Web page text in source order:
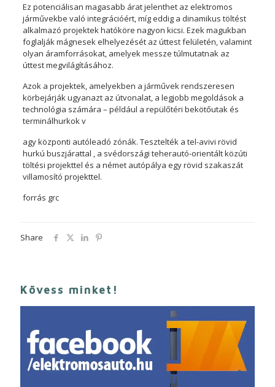
Ez potenciálisan magasabb árat jelenthet az elektromos
járművekbe való integrációért, míg eddig a dinamikus töltést
alkalmazó projektek hatóköre nagyon kicsi. Ezek magukban
foglalják mágnesek elhelyezését az úttest felületén, valamint
olyan áramforrásokat, amelyek messze túlmutatnak az
úttest megvilágításához.
Azok a projektek, amelyekben a járművek rendszeresen
körbejárják ugyanazt az útvonalat, a legjobb megoldások a
technológia számára – például a repülőtéri bekötőutak és
terminálhurkok v
agy központi autóleadó zónák. Tesztelték a tel-avivi rövid
hurkú buszjárattal , a svédországi teherautó-orientált közúti
töltési projekttel és a német autópálya egy rövid szakaszát
villamosító projekttel.
forrás grc
Share
Kövess minket!